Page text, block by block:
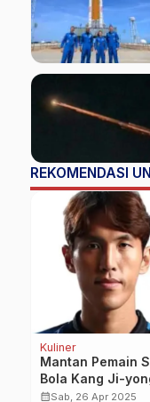
REKOMENDASI
Kuliner
Mantan Pemain
Bola Kang Ji-
Meninggal Dunia
calendar_monthSab, 26 Apr 2025